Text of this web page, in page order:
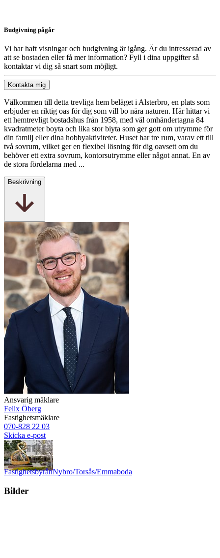
Budgivning pågår
Vi har haft visningar och budgivning är igång. Är du intresserad av
att se bostaden eller få mer information? Fyll i dina uppgifter så
kontaktar vi dig så snart som möjligt.
Kontakta mig
Välkommen till detta trevliga hem beläget i Alsterbro, en plats som
erbjuder en riktig oas för dig som vill bo nära naturen. Här hittar vi
ett hemtrevligt bostadshus från 1958, med väl omhändertagna 84
kvadratmeter boyta och lika stor biyta som ger gott om utrymme för
din familj eller dina hobbyaktiviteter. Huset har tre rum, varav ett till
två sovrum, vilket ger en flexibel lösning för dig oavsett om du
behöver ett extra sovrum, kontorsutrymme eller något annat. En av
de stora fördelarna med ...
Beskrivning
Ansvarig mäklare
Felix Öberg
Fastighetsmäklare
070-828 22 03
Skicka e-post
FastighetsbyrånNybro/Torsås/Emmaboda
Bilder